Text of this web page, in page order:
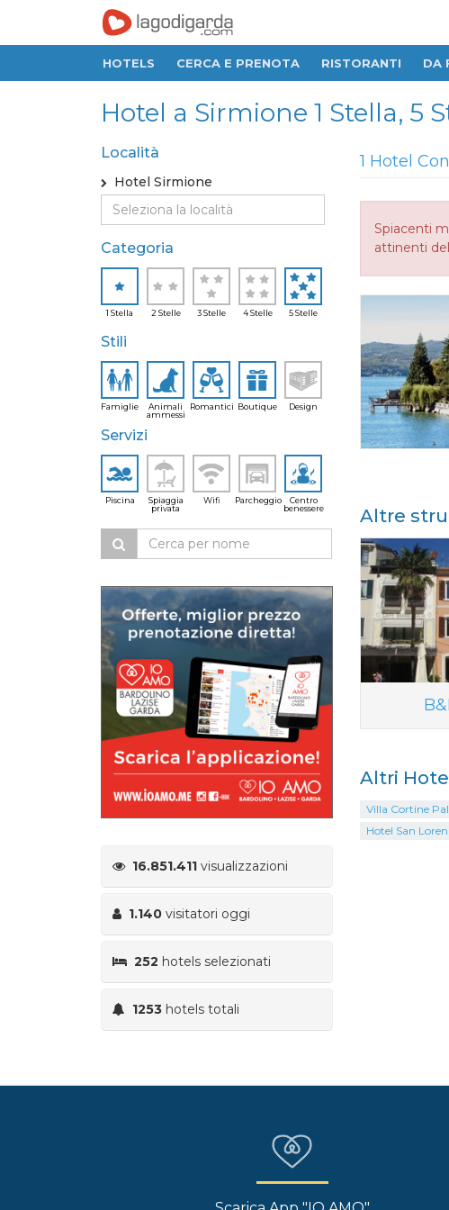
HOTELS CERCA E PRENOTA RISTORANTI DA
Hotel a Sirmione 1 Stella, 5
Località
Hotel Sirmione
Categoria
1 Stella 2 Stelle 3 Stelle 4 Stelle 5 Stelle
Stili
Famiglie
Animali
ammessi
Romantici Boutique Design
Servizi
Piscina
Spiaggia
privata
Wifi Parcheggio
Centro
benessere
16.851.411 visualizzazioni
1.140 visitatori oggi
252 hotels selezionati
1253 hotels totali
1 Hotel
Spiacenti
attinenti
Altre
Altri
Villa Cortine
Hotel San